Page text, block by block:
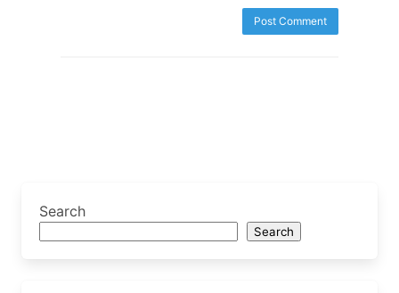
Search
Search